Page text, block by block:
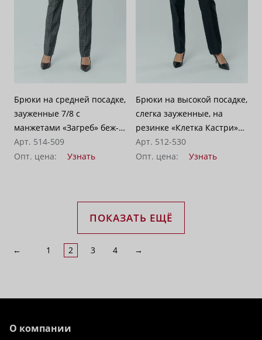
Брюки на средней посадке,
зауженные 7/8 с
манжетами «Загреб» беж-
коричневые
Арт. 514-509
Опт. цена:
Узнать
Брюки на высокой посадке,
слегка зауженные, на
резинке «Клетка Кастри»
серо-синие
Арт. 512-530
Опт. цена:
Узнать
ПОКАЗАТЬ ЕЩЁ
← 1 2 3 4 →
О компании